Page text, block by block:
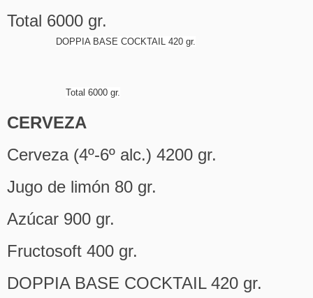
Total 6000 gr.
DOPPIA BASE COCKTAIL 420 gr.
Total 6000 gr.
CERVEZA
Cerveza (4º-6º alc.) 4200 gr.
Jugo de limón 80 gr.
Azúcar 900 gr.
Fructosoft 400 gr.
DOPPIA BASE COCKTAIL 420 gr.